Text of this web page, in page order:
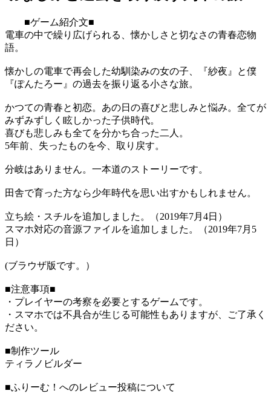
■ゲーム紹介文■
電車の中で繰り広げられる、懐かしさと切なさの青春恋物
語。
懐かしの電車で再会した幼馴染みの女の子、『紗夜』と僕
『ぽんたろー』の過去を振り返る小さな旅。
かつての青春と初恋。あの日の喜びと悲しみと悩み。全てが
みずみずしく眩しかった子供時代。
喜びも悲しみも全てを分かち合った二人。
5年前、失ったものを今、取り戻す。
分岐はありません。一本道のストーリーです。
田舎で育った方なら少年時代を思い出すかもしれません。
立ち絵・スチルを追加しました。（2019年7月4日）
スマホ対応の音源ファイルを追加しました。（2019年7月5
日）
(ブラウザ版です。）
■注意事項■
・プレイヤーの考察を必要とするゲームです。
・スマホでは不具合が生じる可能性もありますが、ご了承く
ださい。
■制作ツール
ティラノビルダー
■ふりーむ！へのレビュー投稿について